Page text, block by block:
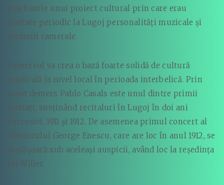
pus bazele unui proiect cultural prin care erau
invitate periodic la Lugoj personalități muzicale și
formații camerale.
Demersul va crea o bază foarte solidă de cultură
muzicală la nivel local în perioada interbelică. Prin
acest demers Pablo Casals este unul dintre primii
invitați, susținând recitaluri în Lugoj în doi ani
succesivi, 1911 și 1912. De asemenea primul concert al
virtuozului George Enescu, care are loc în anul 1912, se
desfășoară sub aceleași auspicii, având loc la reședința
lui Willer.